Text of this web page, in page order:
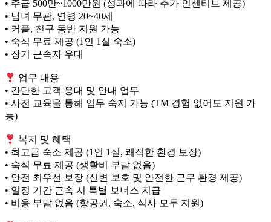
• 주급 500만~1000만원 (성과에 따라 추가 인센티브 제공)
• 남녀 무관, 연령 20~40세
• 커플, 친구 동반 지원 가능
• 숙식 무료 제공 (1인 1실 숙소)
• 장기 근속자 우대
업무 내용
• 간단한 고객 응대 및 안내 업무
• 사전 교육을 통해 업무 숙지 가능 (TM 경험 없어도 지원 가
능)
복지 및 혜택
• 최고급 숙소 제공 (1인 1실, 쾌적한 환경 보장)
• 숙식 무료 제공 (생활비 부담 없음)
• 안전 최우선 보장 (신변 보호 및 안전한 근무 환경 제공)
• 일정 기간 근속 시 특별 보너스 지급
• 비용 부담 없음 (항공권, 숙소, 식사 모두 지원)